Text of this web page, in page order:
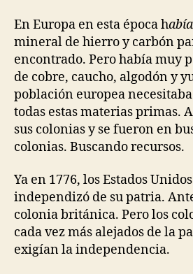
En Europa en esta época h
mineral de hierro y carbón
encontrado. Pero había muy
de cobre, caucho, algodón y
población europea
todas estas materias primas.
sus colonias y se fueron en
colonias. Buscando recursos.
Ya en 1776, los Estados
independizó de su patria.
colonia británica. Pero los
cada vez más alejados de la
exigían la independencia.